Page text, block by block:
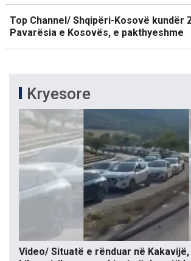
Top Channel/ Shqipëri-Kosovë kundër
Pavarësia e Kosovës, e pakthyeshme
Kryesore
Video/ Situatë e rënduar në